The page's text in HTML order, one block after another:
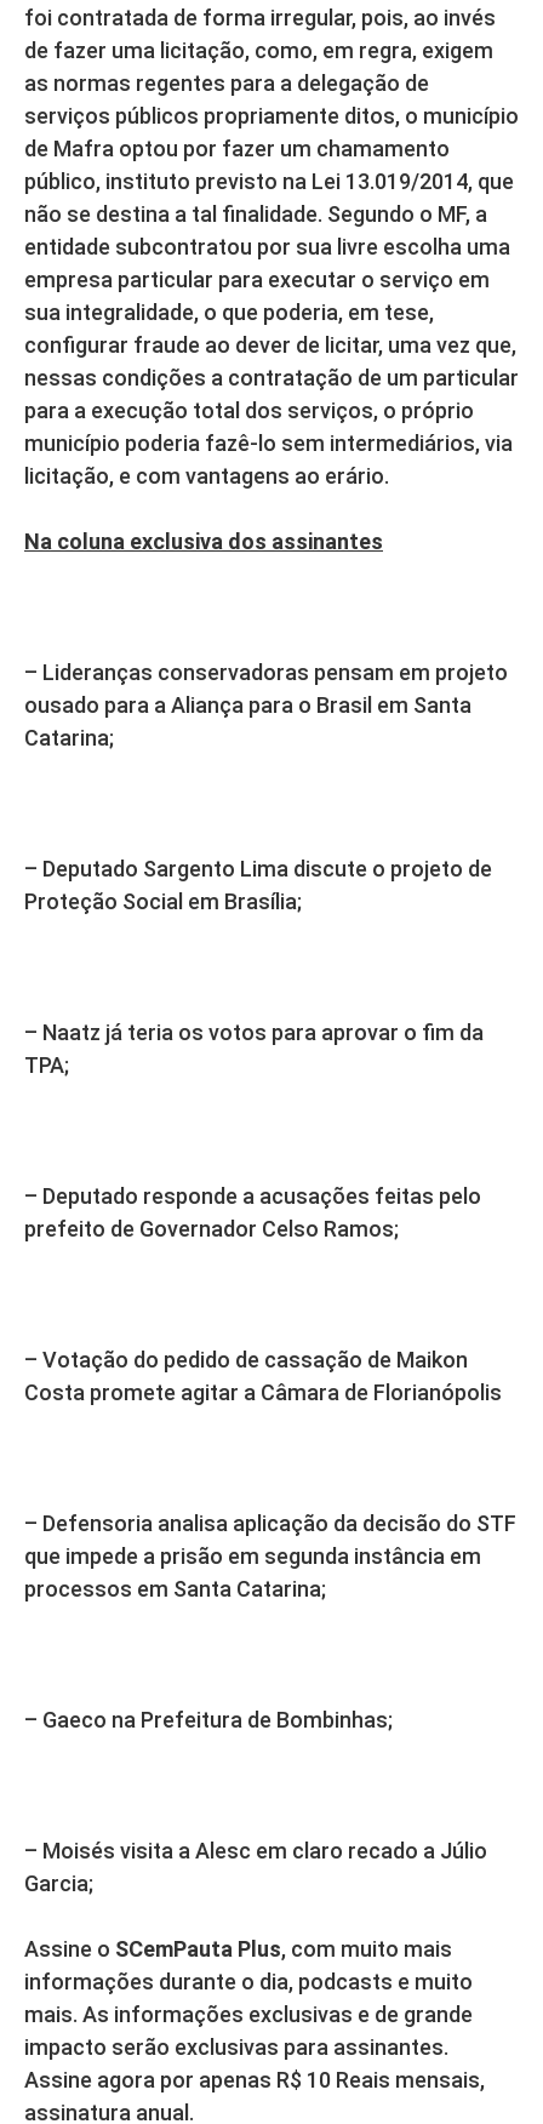
foi contratada de forma irregular, pois, ao invés
de fazer uma licitação, como, em regra, exigem
as normas regentes para a delegação de
serviços públicos propriamente ditos, o município
de Mafra optou por fazer um chamamento
público, instituto previsto na Lei 13.019/2014, que
não se destina a tal finalidade. Segundo o MF, a
entidade subcontratou por sua livre escolha uma
empresa particular para executar o serviço em
sua integralidade, o que poderia, em tese,
configurar fraude ao dever de licitar, uma vez que,
nessas condições a contratação de um particular
para a execução total dos serviços, o próprio
município poderia fazê-lo sem intermediários, via
licitação, e com vantagens ao erário.
Na coluna exclusiva dos assinantes
– Lideranças conservadoras pensam em projeto
ousado para a Aliança para o Brasil em Santa
Catarina;
– Deputado Sargento Lima discute o projeto de
Proteção Social em Brasília;
– Naatz já teria os votos para aprovar o fim da
TPA;
– Deputado responde a acusações feitas pelo
prefeito de Governador Celso Ramos;
– Votação do pedido de cassação de Maikon
Costa promete agitar a Câmara de Florianópolis
– Defensoria analisa aplicação da decisão do STF
que impede a prisão em segunda instância em
processos em Santa Catarina;
– Gaeco na Prefeitura de Bombinhas;
– Moisés visita a Alesc em claro recado a Júlio
Garcia;
Assine o SCemPauta Plus, com muito mais
informações durante o dia, podcasts e muito
mais. As informações exclusivas e de grande
impacto serão exclusivas para assinantes.
Assine agora por apenas R$ 10 Reais mensais,
assinatura anual.